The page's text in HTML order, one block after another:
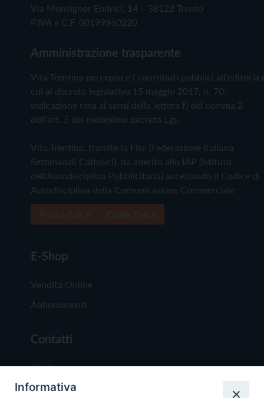
Via Monsignor Endrici, 14 – 38122 Trento
P.IVA e C.F. 00199960220
Amministrazione trasparente
Vita Trentina percepisce i contributi pubblici all'editoria
cui al decreto legislativo 15 maggio 2017, n. 70.
Indicazione resa ai sensi della lettera f) del comma 2
dell'art. 5 del medesimo decreto Lgs.
Vita Trentina, tramite la Fisc (Federazione Italiana
Settimanali Cattolici), ha aderito allo IAP (Istituto
dell'Autodisciplina Pubblicitaria) accettando il Codice di
Autodisciplina della Comunicazione Commerciale
E-Shop
Vendita Online
Abbonamenti
Contatti
Chi Siamo
Redazione
Informativa